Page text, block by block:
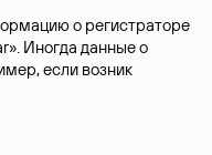
о регистраторе
Иногда данные о
если возник